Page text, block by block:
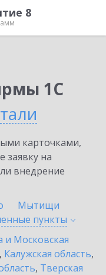
8
1С
карточками,
заявку на
внедрение
Мытищи
пункты
и Московская
, Калужская область,
, Тверская